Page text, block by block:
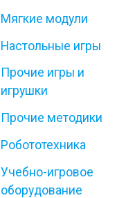
Мягкие модули
Настольные игры
Прочие игры и
игрушки
Прочие методики
Робототехника
Учебно-игровое
оборудование